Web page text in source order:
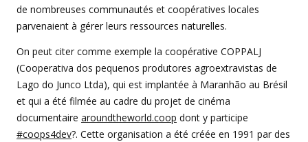
de nombreuses communautés et coopératives locales
parvenaient à gérer leurs ressources naturelles.
On peut citer comme exemple la coopérative COPPALJ
(Cooperativa dos pequenos produtores agroextravistas de
Lago do Junco Ltda), qui est implantée à Maranhão au Brésil
et qui a été filmée au cadre du projet de cinéma
documentaire aroundtheworld.coop dont y participe
#coops4dev?. Cette organisation a été créée en 1991 par des